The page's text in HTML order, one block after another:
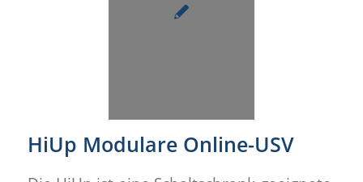
HiUp Modulare Online-USV